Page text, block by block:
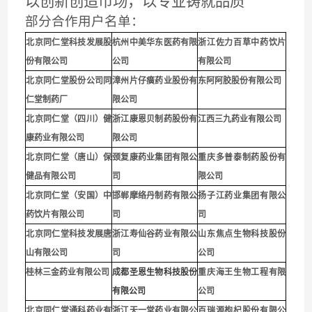
部分合作用户名单：
北京同仁堂科技发展股
份有限公司
杭州中美华东医药有限
公司
浙江佐力百草中药饮片
有限公司
北京同仁堂股份公司同
仁堂制药厂
漳州片仔癀药业股份有
限公司
东阿阿胶股份有限公司
北京同仁堂（四川）健
康药业有限公司
浙江康恩贝制药股份有
限公司
江西三九药业有限公司
北京同仁堂（唐山）保
健品有限公司
颈复康药业集团有限公
司
重庆多普泰制药股份有
限公司
北京同仁堂（安国）中
药饮片有限公司
邯郸摩络丹制药有限公
司
扬子江药业集团有限公
司
北京同仁堂科技发展唐
山有限公司
浙江寿仙谷药业有限公
司
山东焦点生物科技股份
公司
桂林三金药业有限公司 成都圣恩生物科技股份
有限公司
重庆海王生物工程有限
公司